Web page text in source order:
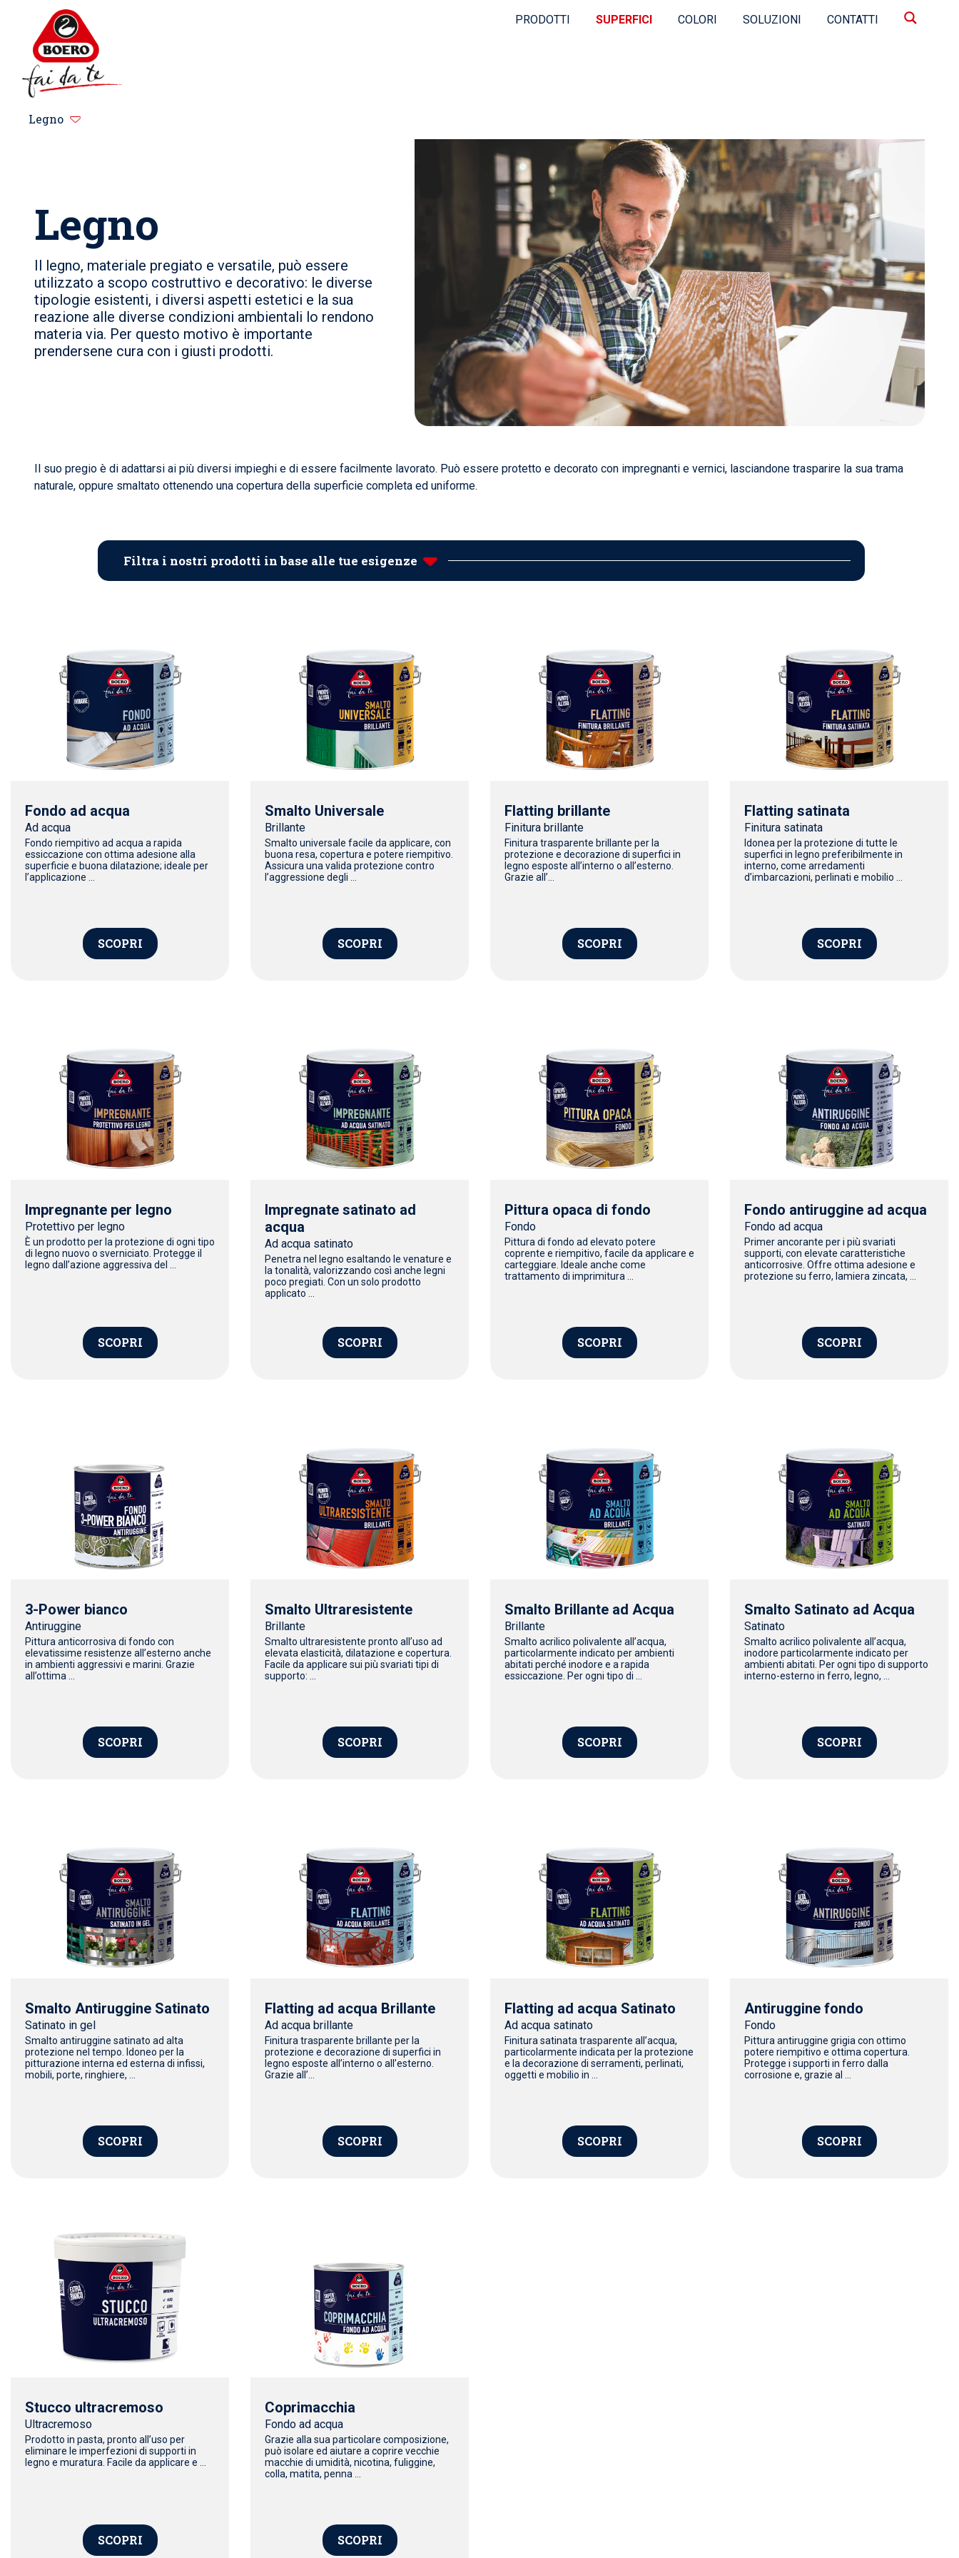
PRODOTTI SUPERFICI COLORI SOLUZIONI CONTATTI
Legno
Legno
Il legno, materiale pregiato e versatile, può essere
utilizzato a scopo costruttivo e decorativo: le diverse
tipologie esistenti, i diversi aspetti estetici e la sua
reazione alle diverse condizioni ambientali lo rendono
materia via. Per questo motivo è importante
prendersene cura con i giusti prodotti.
Il suo pregio è di adattarsi ai più diversi impieghi e di essere facilmente lavorato. Può essere protetto e decorato con impregnanti e vernici, lasciandone trasparire la sua trama
naturale, oppure smaltato ottenendo una copertura della superficie completa ed uniforme.
Filtra i nostri prodotti in base alle tue esigenze
Fondo ad acqua
Ad acqua
Fondo riempitivo ad acqua a rapida
essiccazione con ottima adesione alla
superficie e buona dilatazione; ideale per
l’applicazione ...
SCOPRI
Smalto Universale
Brillante
Smalto universale facile da applicare, con
buona resa, copertura e potere riempitivo.
Assicura una valida protezione contro
l’aggressione degli ...
SCOPRI
Flatting brillante
Finitura brillante
Finitura trasparente brillante per la
protezione e decorazione di superfici in
legno esposte all’interno o all’esterno.
Grazie all’...
SCOPRI
Flatting satinata
Finitura satinata
Idonea per la protezione di tutte le
superfici in legno preferibilmente in
interno, come arredamenti
d’imbarcazioni, perlinati e mobilio ...
SCOPRI
Impregnante per legno
Protettivo per legno
È un prodotto per la protezione di ogni tipo
di legno nuovo o sverniciato. Protegge il
legno dall’azione aggressiva del ...
SCOPRI
Impregnate satinato ad
acqua
Ad acqua satinato
Penetra nel legno esaltando le venature e
la tonalità, valorizzando così anche legni
poco pregiati. Con un solo prodotto
applicato ...
SCOPRI
Pittura opaca di fondo
Fondo
Pittura di fondo ad elevato potere
coprente e riempitivo, facile da applicare e
carteggiare. Ideale anche come
trattamento di imprimitura ...
SCOPRI
Fondo antiruggine ad acqua
Fondo ad acqua
Primer ancorante per i più svariati
supporti, con elevate caratteristiche
anticorrosive. Offre ottima adesione e
protezione su ferro, lamiera zincata, ...
SCOPRI
3-Power bianco
Antiruggine
Pittura anticorrosiva di fondo con
elevatissime resistenze all’esterno anche
in ambienti aggressivi e marini. Grazie
all’ottima ...
SCOPRI
Smalto Ultraresistente
Brillante
Smalto ultraresistente pronto all’uso ad
elevata elasticità, dilatazione e copertura.
Facile da applicare sui più svariati tipi di
supporto: ...
SCOPRI
Smalto Brillante ad Acqua
Brillante
Smalto acrilico polivalente all’acqua,
particolarmente indicato per ambienti
abitati perché inodore e a rapida
essiccazione. Per ogni tipo di ...
SCOPRI
Smalto Satinato ad Acqua
Satinato
Smalto acrilico polivalente all’acqua,
inodore particolarmente indicato per
ambienti abitati. Per ogni tipo di supporto
interno-esterno in ferro, legno, ...
SCOPRI
Smalto Antiruggine Satinato
Satinato in gel
Smalto antiruggine satinato ad alta
protezione nel tempo. Idoneo per la
pitturazione interna ed esterna di infissi,
mobili, porte, ringhiere, ...
SCOPRI
Flatting ad acqua Brillante
Ad acqua brillante
Finitura trasparente brillante per la
protezione e decorazione di superfici in
legno esposte all’interno o all’esterno.
Grazie all’...
SCOPRI
Flatting ad acqua Satinato
Ad acqua satinato
Finitura satinata trasparente all’acqua,
particolarmente indicata per la protezione
e la decorazione di serramenti, perlinati,
oggetti e mobilio in ...
SCOPRI
Antiruggine fondo
Fondo
Pittura antiruggine grigia con ottimo
potere riempitivo e ottima copertura.
Protegge i supporti in ferro dalla
corrosione e, grazie al ...
SCOPRI
Stucco ultracremoso
Ultracremoso
Prodotto in pasta, pronto all’uso per
eliminare le imperfezioni di supporti in
legno e muratura. Facile da applicare e ...
SCOPRI
Coprimacchia
Fondo ad acqua
Grazie alla sua particolare composizione,
può isolare ed aiutare a coprire vecchie
macchie di umidità, nicotina, fuliggine,
colla, matita, penna ...
SCOPRI